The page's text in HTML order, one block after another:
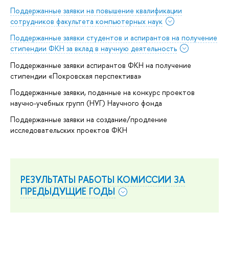
Поддержанные заявки на повышение квалификации
сотрудников факультета компьютерных наук
Поддержанные заявки студентов и аспирантов на получение
стипендии ФКН за вклад в научную деятельность
Поддержанные заявки аспирантов ФКН на получение
стипендии «Покровская перспектива»
Поддержанные заявки, поданные на конкурс проектов
научно-учебных групп (НУГ) Научного фонда
Поддержанные заявки на создание/продление
исследовательских проектов ФКН
РЕЗУЛЬТАТЫ РАБОТЫ КОМИССИИ ЗА
ПРЕДЫДУЩИЕ ГОДЫ